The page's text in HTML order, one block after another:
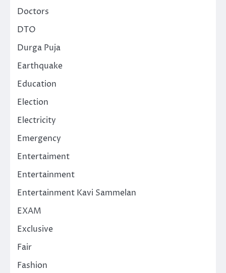
Doctors
DTO
Durga Puja
Earthquake
Education
Election
Electricity
Emergency
Entertaiment
Entertainment
Entertainment Kavi Sammelan
EXAM
Exclusive
Fair
Fashion